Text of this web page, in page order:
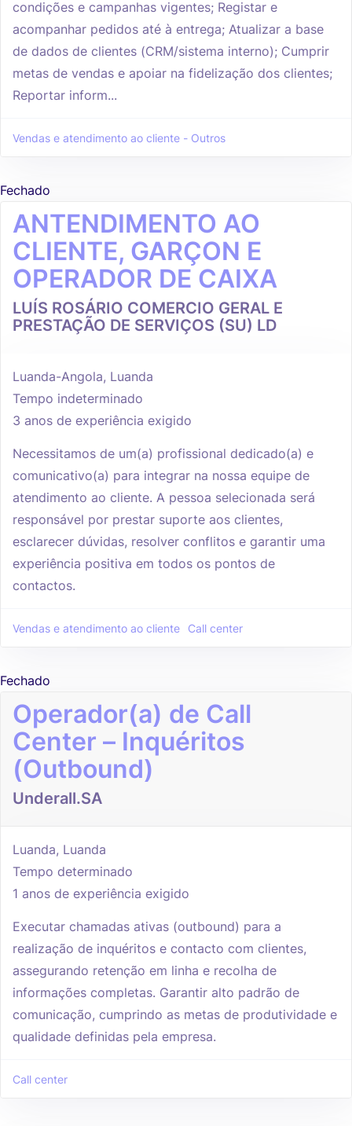
condições e campanhas vigentes; Registar e
acompanhar pedidos até à entrega; Atualizar a base
de dados de clientes (CRM/sistema interno); Cumprir
metas de vendas e apoiar na fidelização dos clientes;
Reportar inform...
Vendas e atendimento ao cliente - Outros
Fechado
ANTENDIMENTO AO
CLIENTE, GARÇON E
OPERADOR DE CAIXA
LUÍS ROSÁRIO COMERCIO GERAL E
PRESTAÇÃO DE SERVIÇOS (SU) LD
Luanda-Angola, Luanda
Tempo indeterminado
3 anos de experiência exigido
Necessitamos de um(a) profissional dedicado(a) e
comunicativo(a) para integrar na nossa equipe de
atendimento ao cliente. A pessoa selecionada será
responsável por prestar suporte aos clientes,
esclarecer dúvidas, resolver conflitos e garantir uma
experiência positiva em todos os pontos de
contactos.
Vendas e atendimento ao cliente Call center
Fechado
Operador(a) de Call
Center – Inquéritos
(Outbound)
Underall.SA
Luanda, Luanda
Tempo determinado
1 anos de experiência exigido
Executar chamadas ativas (outbound) para a
realização de inquéritos e contacto com clientes,
assegurando retenção em linha e recolha de
informações completas. Garantir alto padrão de
comunicação, cumprindo as metas de produtividade e
qualidade definidas pela empresa.
Call center